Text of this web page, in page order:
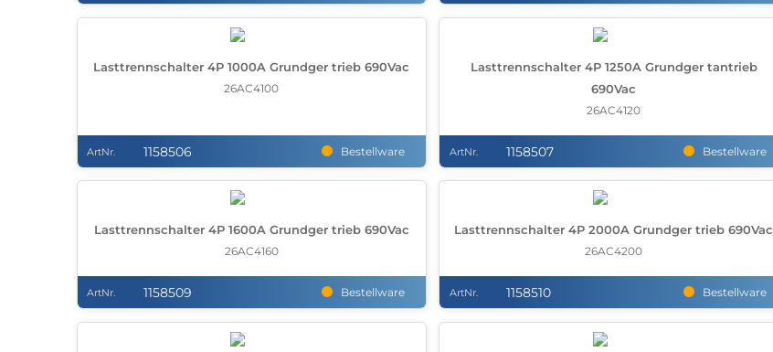
Lasttrennschalter 4P 1000A Grundger trieb 690Vac
26AC4100
ArtNr. 1158506 Bestellware
Lasttrennschalter 4P 1250A Grundger tantrieb
690Vac
26AC4120
ArtNr. 1158507 Bestellware
Lasttrennschalter 4P 1600A Grundger trieb 690Vac
26AC4160
ArtNr. 1158509 Bestellware
Lasttrennschalter 4P 2000A Grundger trieb 690Vac
26AC4200
ArtNr. 1158510 Bestellware